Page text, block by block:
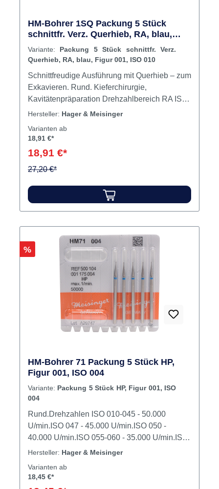
HM-Bohrer 1SQ Packung 5 Stück
schnittfr. Verz. Querhieb, RA, blau,
Figur 001, ISO 010
Variante: Packung 5 Stück schnittfr. Verz.
Querhieb, RA, blau, Figur 001, ISO 010
Schnittfreudige Ausführung mit Querhieb – zum
Exkavieren. Rund. Kieferchirurgie,
Kavitätenpräparation Drehzahlbereich RA ISO
005-023 - 160.000 U/min., ISO 025-037 -
014 - 300.000 U/min. ISO 016 - 280.000 U/min.
Hersteller: Hager & Meisinger
Varianten ab
18,91 €*
18,91 €*
27,20 €*
Rabatt
%
HM-Bohrer 71 Packung 5 Stück HP,
Figur 001, ISO 004
Variante: Packung 5 Stück HP, Figur 001, ISO
004
Rund.Drehzahlen ISO 010-045 - 50.000
U/min.ISO 047 - 45.000 U/min.ISO 050 -
40.000 U/min.ISO 055-060 - 35.000 U/min.ISO
065-070 - 30.000 U/min.ISO 075-090 - 25.000
130 - 18.000 U/min.ISO 140-150 - 16.000
Hersteller: Hager & Meisinger
Varianten ab
18,45 €*